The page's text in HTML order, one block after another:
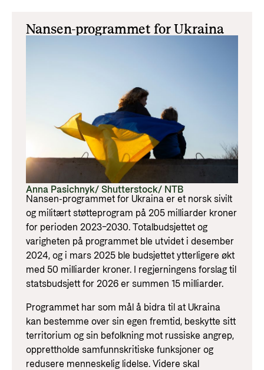
Nansen-programmet for Ukraina
Anna Pasichnyk/ Shutterstock/ NTB
Nansen-programmet for Ukraina er et norsk sivilt
og militært støtteprogram på 205 milliarder kroner
for perioden 2023–2030. Totalbudsjettet og
varigheten på programmet ble utvidet i desember
2024, og i mars 2025 ble budsjettet ytterligere økt
med 50 milliarder kroner. I regjerningens forslag til
statsbudsjett for 2026 er summen 15 milliarder.
Programmet har som mål å bidra til at Ukraina
kan bestemme over sin egen fremtid, beskytte sitt
territorium og sin befolkning mot russiske angrep,
opprettholde samfunnskritiske funksjoner og
redusere menneskelig lidelse. Videre skal